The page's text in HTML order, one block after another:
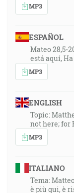
MP3
ESPAÑOL
Mateo 28,5-
está aquí,
MP3
ENGLISH
Topic:
not here; for
MP3
ITALIANO
Tema:
è più qui, è